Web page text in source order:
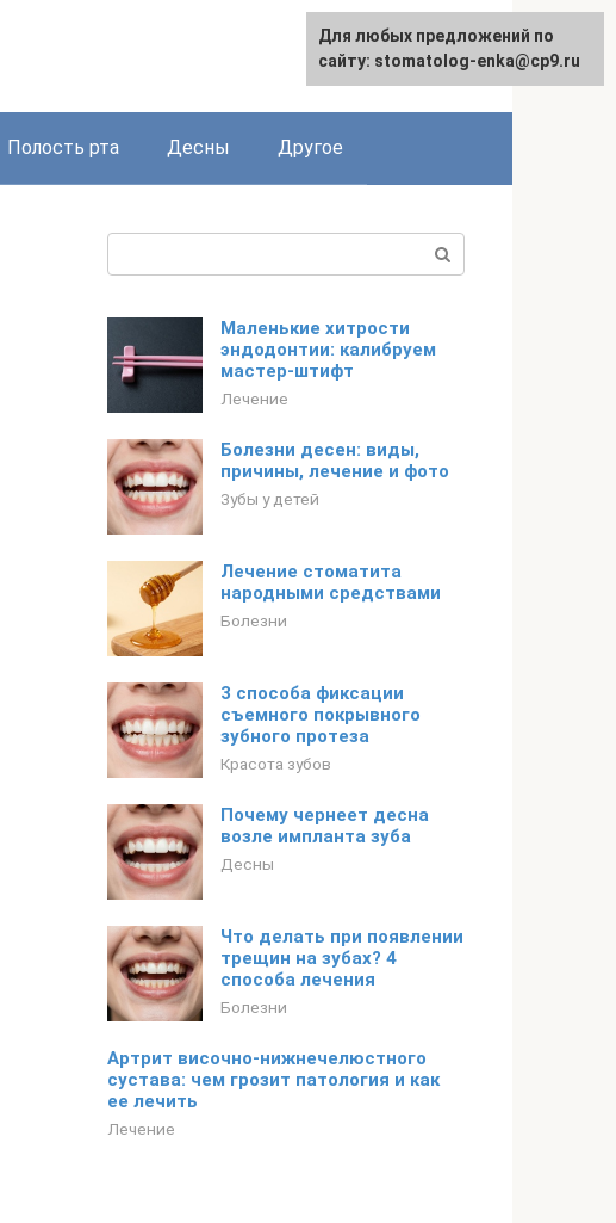
Полость рта Десны Другое
Маленькие хитрости
эндодонтии: калибруем
мастер-штифт
Лечение
Болезни десен: виды,
причины, лечение и фото
Зубы у детей
Лечение стоматита
народными средствами
Болезни
3 способа фиксации
съемного покрывного
зубного протеза
Красота зубов
Почему чернеет десна
возле импланта зуба
Десны
Что делать при появлении
трещин на зубах? 4
способа лечения
Болезни
Артрит височно-нижнечелюстного
сустава: чем грозит патология и как
ее лечить
Лечение
Для любых предложений по
сайту: stomatolog-enka@cp9.ru